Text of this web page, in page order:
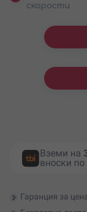
скорости
Вземи на
вноски по
Гаранция за